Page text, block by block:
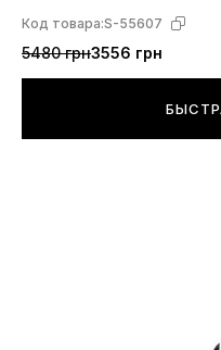
Код товара:S-55607
5480 грн3556 грн